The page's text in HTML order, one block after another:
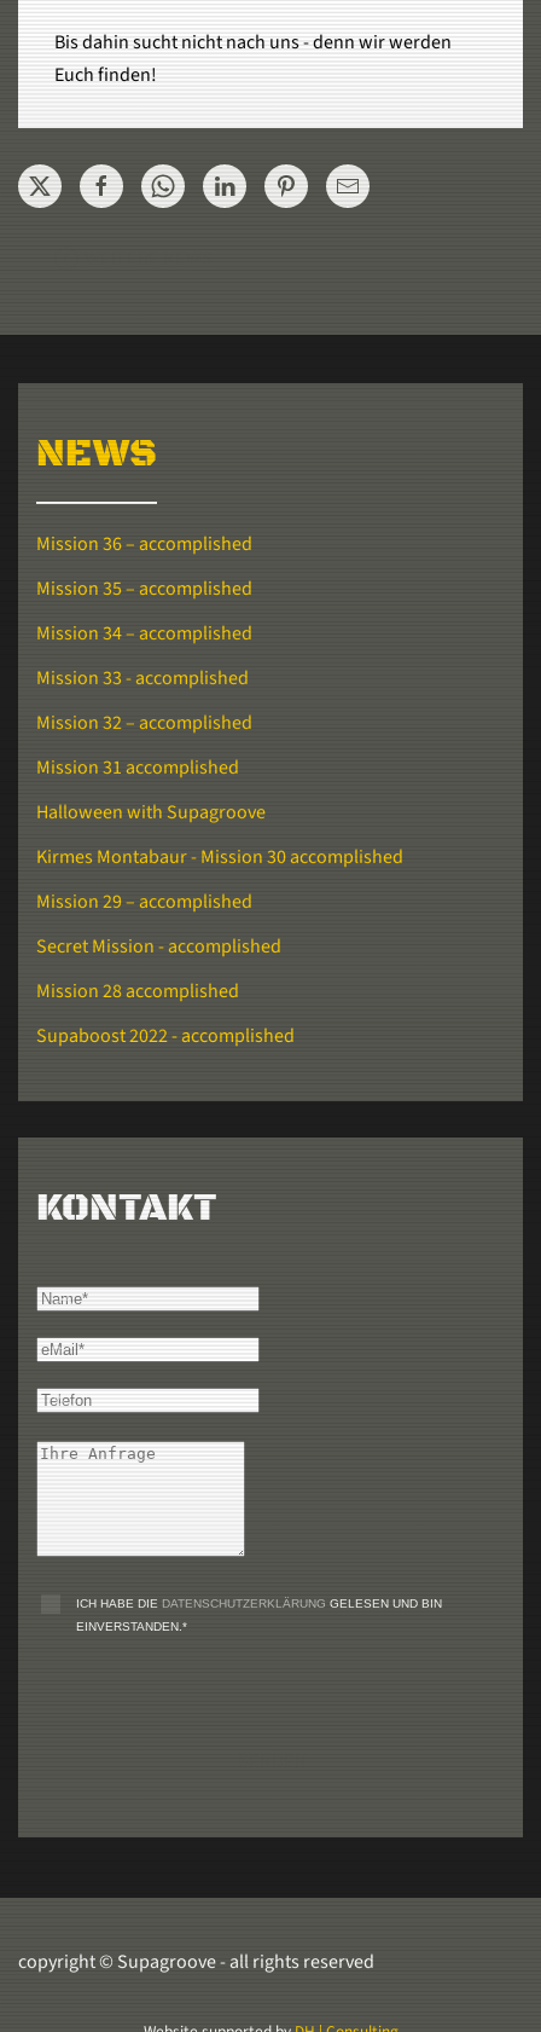
Bis dahin sucht nicht nach uns - denn wir werden
Euch finden!
NEWS
Mission 36 – accomplished
Mission 35 – accomplished
Mission 34 – accomplished
Mission 33 - accomplished
Mission 32 – accomplished
Mission 31 accomplished
Halloween with Supagroove
Kirmes Montabaur - Mission 30 accomplished
Mission 29 – accomplished
Secret Mission - accomplished
Mission 28 accomplished
Supaboost 2022 - accomplished
KONTAKT
ICH HABE DIE DATENSCHUTZERKLÄRUNG GELESEN UND BIN
EINVERSTANDEN.*
copyright © Supagroove - all rights reserved